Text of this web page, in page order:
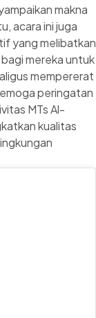
makna
acara ini juga
yang melibatkan
mereka untuk
mempererat
peringatan
MTs Al-
kualitas